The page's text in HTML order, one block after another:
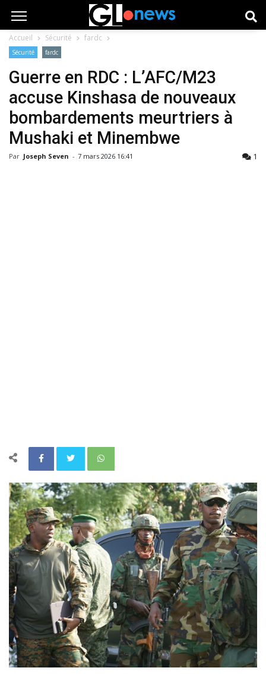
Accueil Sécurité fardc
Sécurité fardc
Guerre en RDC : L’AFC/M23
accuse Kinshasa de nouveaux
bombardements meurtriers à
Mushaki et Minembwe
Par Joseph Seven - 7 mars 2026 16:41 1